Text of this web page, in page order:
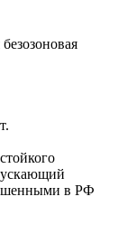
в РФ